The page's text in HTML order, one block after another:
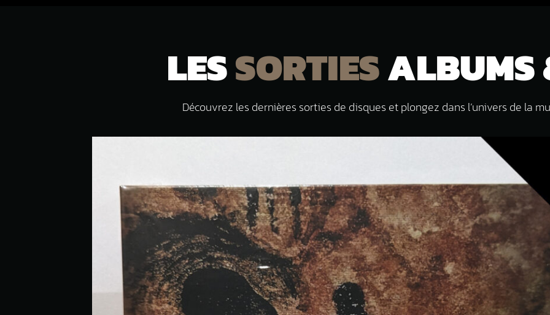
LESSORTIESALBUMS
Découvrez les dernières sorties de disques et plongez dans l’univers de la